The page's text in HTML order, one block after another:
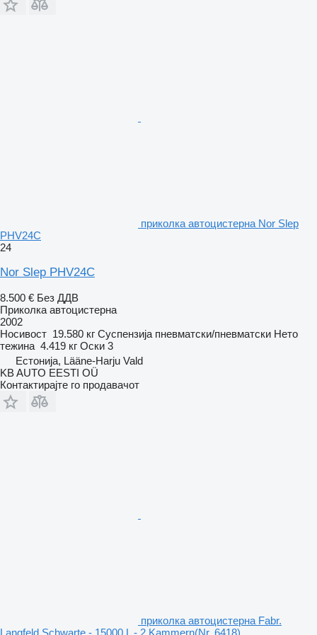
приколка автоцистерна Nor Slep
PHV24C
24
Nor Slep PHV24C
8.500 € Без ДДВ
Приколка автоцистерна
2002
Носивост 19.580 кг Суспензија пневматски/пневматски Нето
тежина 4.419 кг Оски 3
Естонија, Lääne-Harju Vald
KB AUTO EESTI OÜ
Контактирајте го продавачот
приколка автоцистерна Fabr.
Langfeld Schwarte - 15000 L - 2 Kammern(Nr. 6418)